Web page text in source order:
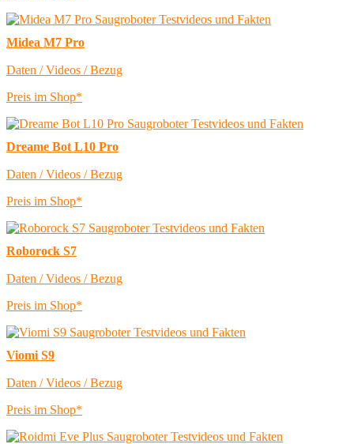
Midea M7 Pro
Daten / Videos / Bezug
Preis im Shop*
Dreame Bot L10 Pro
Daten / Videos / Bezug
Preis im Shop*
Roborock S7
Daten / Videos / Bezug
Preis im Shop*
Viomi S9
Daten / Videos / Bezug
Preis im Shop*